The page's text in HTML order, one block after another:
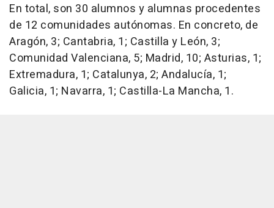
En total, son 30 alumnos y alumnas procedentes
de 12 comunidades autónomas. En concreto, de
Aragón, 3; Cantabria, 1; Castilla y León, 3;
Comunidad Valenciana, 5; Madrid, 10; Asturias, 1;
Extremadura, 1; Catalunya, 2; Andalucía, 1;
Galicia, 1; Navarra, 1; Castilla-La Mancha, 1.